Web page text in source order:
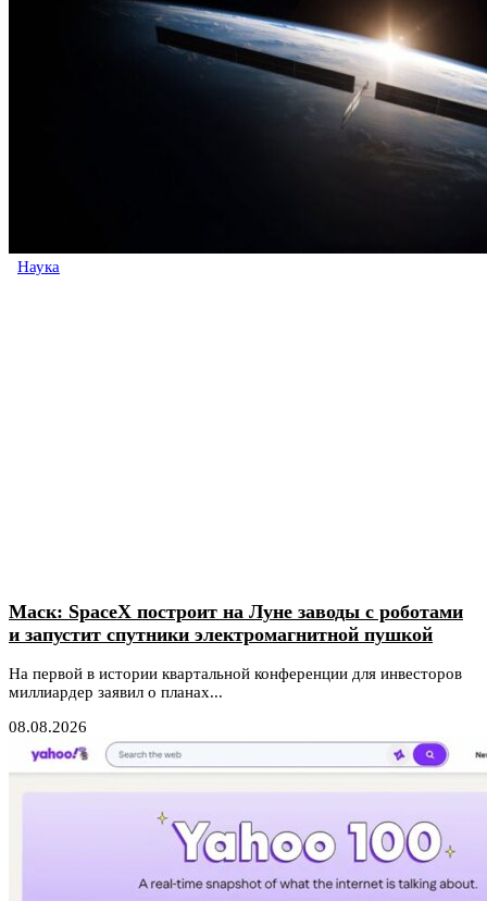
Наука
Маск: SpaceX построит на Луне заводы с роботами
и запустит спутники электромагнитной пушкой
На первой в истории квартальной конференции для инвесторов
миллиардер заявил о планах...
08.08.2026